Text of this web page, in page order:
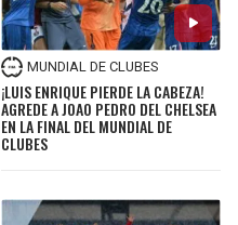
MUNDIAL DE CLUBES
¡LUIS ENRIQUE PIERDE LA CABEZA!
AGREDE A JOAO PEDRO DEL CHELSEA
EN LA FINAL DEL MUNDIAL DE
CLUBES